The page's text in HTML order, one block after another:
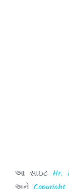
આ સાઇટ Hr.
અને Copyright